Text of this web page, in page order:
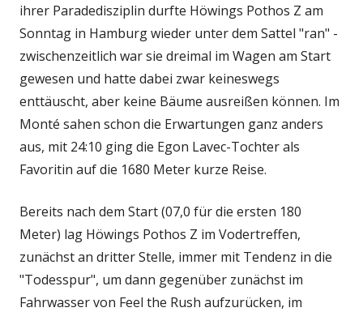
ihrer Paradedisziplin durfte Höwings Pothos Z am
Sonntag in Hamburg wieder unter dem Sattel "ran" -
zwischenzeitlich war sie dreimal im Wagen am Start
gewesen und hatte dabei zwar keineswegs
enttäuscht, aber keine Bäume ausreißen können. Im
Monté sahen schon die Erwartungen ganz anders
aus, mit 24:10 ging die Egon Lavec-Tochter als
Favoritin auf die 1680 Meter kurze Reise.
Bereits nach dem Start (07,0 für die ersten 180
Meter) lag Höwings Pothos Z im Vodertreffen,
zunächst an dritter Stelle, immer mit Tendenz in die
"Todesspur", um dann gegenüber zunächst im
Fahrwasser von Feel the Rush aufzurücken, im